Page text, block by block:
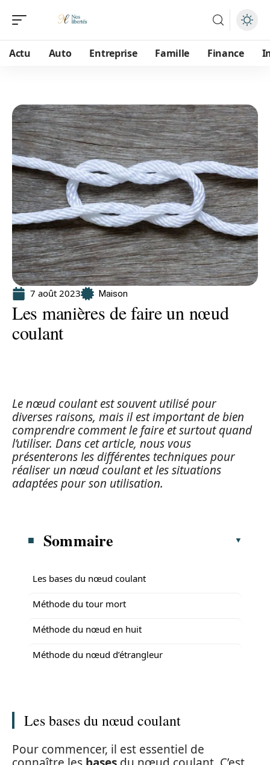
Actu Auto Entreprise Famille Finance
7 août 2023 Maison
Les manières de faire un nœud
coulant
Le nœud coulant est souvent utilisé pour
diverses raisons, mais il est important de bien
comprendre comment le faire et surtout quand
l’utiliser. Dans cet article, nous vous
présenterons les différentes techniques pour
réaliser un nœud coulant et les situations
adaptées pour son utilisation.
Sommaire
Les bases du nœud coulant
Méthode du tour mort
Méthode du nœud en huit
Méthode du nœud d’étrangleur
Les bases du nœud coulant
Pour commencer, il est essentiel de